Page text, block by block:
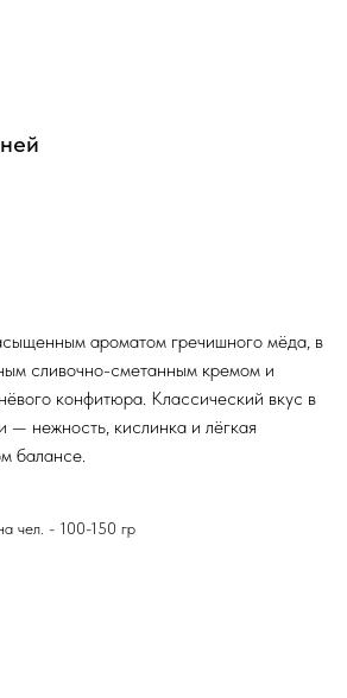
ароматом гречишного мёда, в
сливочно-сметанным кремом и
конфитюра. Классический вкус в
— нежность, кислинка и лёгкая
балансе.
чел. - 100-150 гр